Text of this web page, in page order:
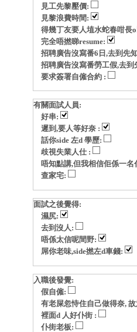
見工先黎壓價:
見黎浪費時間:
得幾丁友要人埴水蛇春咁長
完全唔撚睇resume:
招聘廣告沒寫番6日,去到先
招聘廣告沒寫番勞工假,去
要求簽署自僱合約 :
有關面試人員:
好串:
遲到,要人等好奈 :
話你side 左d 學歷:
歧視失業人仕 :
唔知點講,但我相信佢係一
查家宅:
面試之後覺得:
濕尻:
去到沒人:
唔係太信呢間野:
屌你老味,side撚左d車錢:
入職後發覺:
假自僱:
有老屎忽恃住自己做得奈,
裡面d 人好仆街 :
仆街老板: